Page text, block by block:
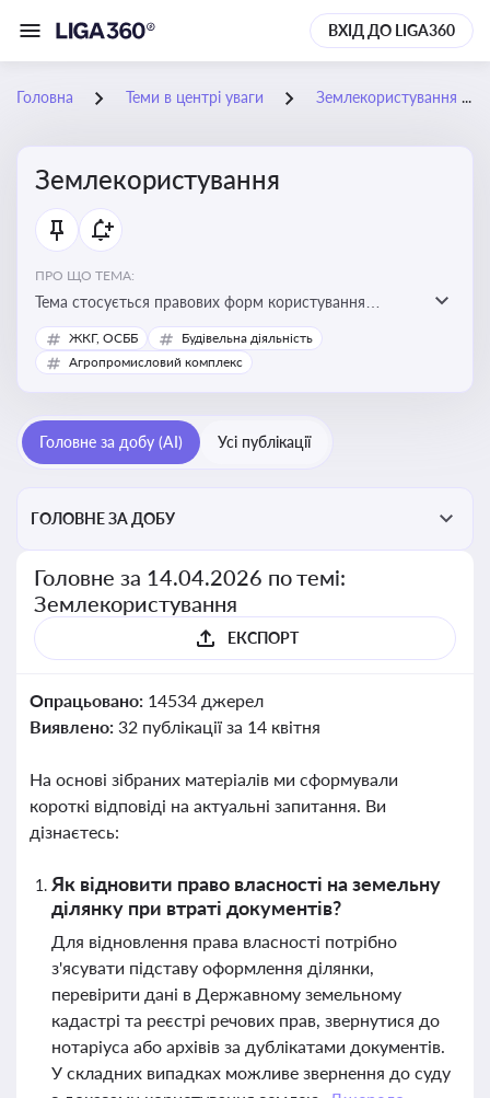
ВХІД ДО LIGA360
Головна Теми в центрі уваги Землекористування
Землекористування
ПРО ЩО ТЕМА:
Тема стосується правових форм користування
землею, зокрема умов доступу, володіння та
користування земельними ділянками різних форм
ЖКГ, ОСББ
Будівельна діяльність
Агропромисловий комплекс
Головне за добу (AI) Усі публікації
ГОЛОВНЕ ЗА ДОБУ
Головне за 14.04.2026 по темі:
Землекористування
ЕКСПОРТ
Опрацьовано: 14534 джерел
Виявлено: 32 публікації за 14 квітня
На основі зібраних матеріалів ми сформували
короткі відповіді на актуальні запитання. Ви
дізнаєтесь:
Як відновити право власності на земельну
ділянку при втраті документів?
Для відновлення права власності потрібно
з'ясувати підставу оформлення ділянки,
перевірити дані в Державному земельному
кадастрі та реєстрі речових прав, звернутися до
нотаріуса або архівів за дублікатами документів.
У складних випадках можливе звернення до суду